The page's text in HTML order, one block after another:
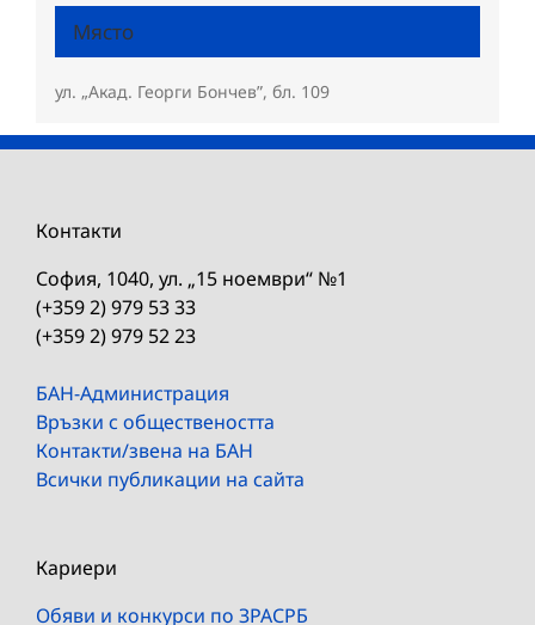
Място
ул. „Акад. Георги Бончев”, бл. 109
Контакти
София, 1040, ул. „15 ноември“ №1
(+359 2) 979 53 33
(+359 2) 979 52 23
БАН-Администрация
Връзки с обществеността
Контакти/звена на БАН
Всички публикации на сайта
Кариери
Обяви и конкурси по ЗРАСРБ